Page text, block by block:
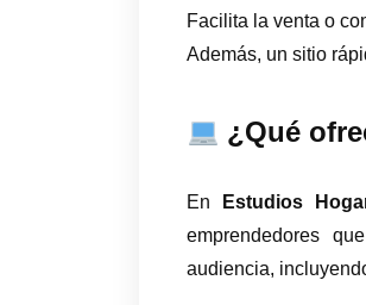
Facilita la venta o
Además, un sitio
¿Qué
En Estudios
emprendedores
audiencia,